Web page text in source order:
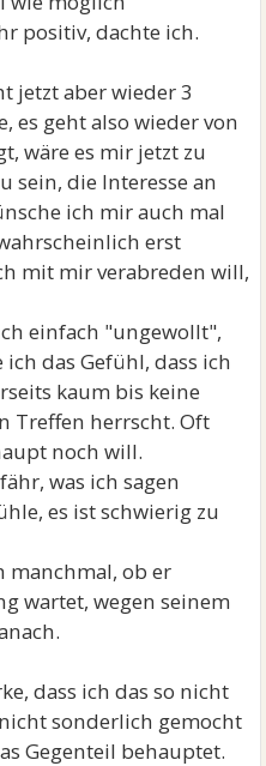
positiv, dachte ich.
jetzt aber wieder 3
es geht also wieder von
wäre es mir jetzt zu
sein, die Interesse an
ich mir auch mal
erst
mit mir verabreden will,
einfach "ungewollt",
das Gefühl, dass ich
kaum bis keine
Treffen herrscht. Oft
noch will.
was ich sagen
es ist schwierig zu
manchmal, ob er
wartet, wegen seinem
dass ich das so nicht
sonderlich gemocht
Gegenteil behauptet.